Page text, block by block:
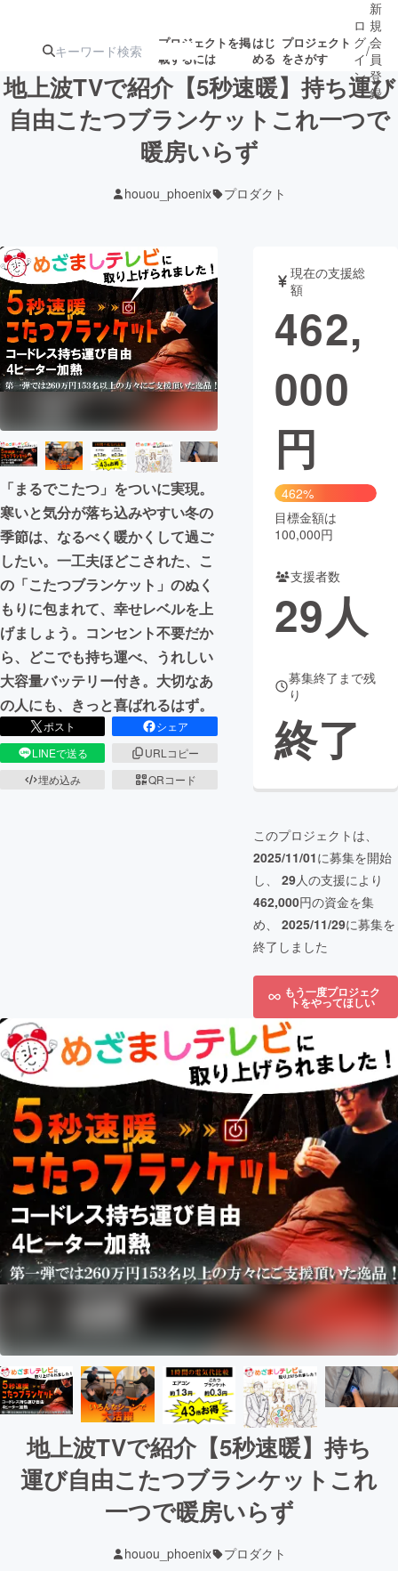
プロジェクトを掲
載するには
はじ
める
プロジェクト
をさがす
注目の新着プロ募集終了が近いプ
ロジェクト
テクノロジー・ガジェット
映像・映画 書籍・雑誌
ビジネス・起業 チャレンジ
まちづくり・地域活性化
CAMPFIRE for Social Good
CAMPFIRE Creation
CAMPFIREふるさと納税machi-ya コミュニティ
ロ
グ
イ
ン
/
新
規
会
員
登
録
地上波TVで紹介【5秒速暖】持ち運び
自由こたつブランケットこれ一つで
暖房いらず
houou_phoenix プロダクト
「まるでこたつ」をついに実現。
寒いと気分が落ち込みやすい冬の
季節は、なるべく暖かくして過ご
したい。一工夫ほどこされた、こ
の「こたつブランケット」のぬく
もりに包まれて、幸せレベルを上
げましょう。コンセント不要だか
ら、どこでも持ち運べ、うれしい
大容量バッテリー付き。大切なあ
の人にも、きっと喜ばれるはず。
ポスト
シェア
LINEで送る
URLコピー
埋め込み
QRコード
現在の支援総
額
462,
000
円
462%
目標金額は
100,000円
支援者数
29人
募集終了まで残
り
終了
このプロジェクトは、
2025/11/01に募集を開始
し、 29人の支援により
462,000円の資金を集
め、 2025/11/29に募集を
終了しました
もう一度プロジェク
トをやってほしい
地上波TVで紹介【5秒速暖】持ち
運び自由こたつブランケットこれ
一つで暖房いらず
houou_phoenix プロダクト